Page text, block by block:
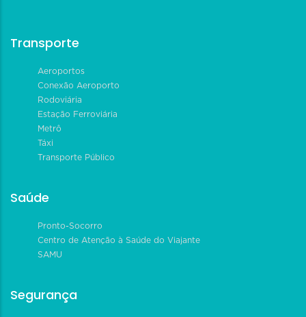
Transporte
Aeroportos
Conexão Aeroporto
Rodoviária
Estação Ferroviária
Metrô
Táxi
Transporte Público
Saúde
Pronto-Socorro
Centro de Atenção à Saúde do Viajante
SAMU
Segurança